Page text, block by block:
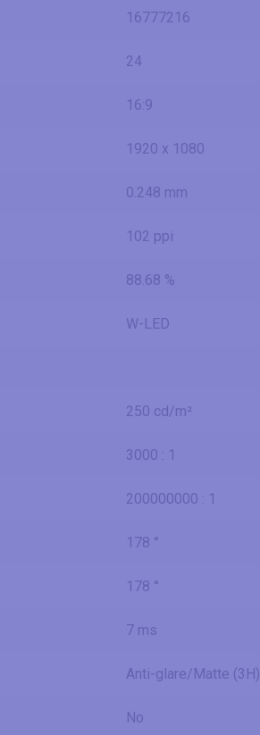
16777216
24
16:9
1920 x 1080
0.248 mm
102 ppi
88.68 %
W-LED
250 cd/m²
3000 : 1
200000000 : 1
178 °
178 °
7 ms
Anti-glare/Matte (3H)
No